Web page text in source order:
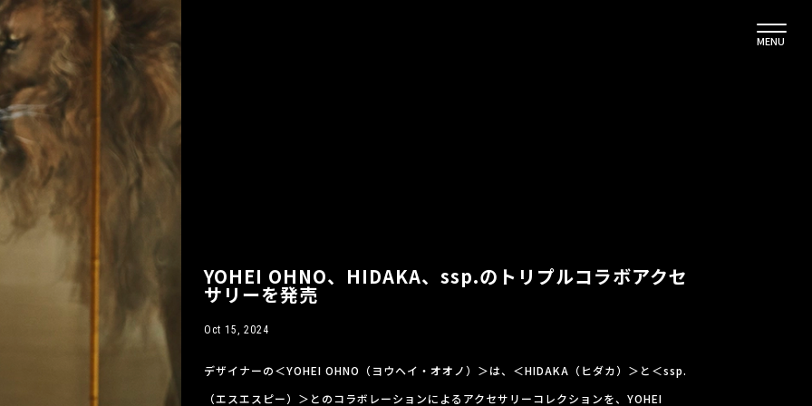
MENU
YOHEI OHNO、HIDAKA、ssp.のトリプルコラボアクセ
サリーを発売
Oct 15, 2024
デザイナーの＜YOHEI OHNO（ヨウヘイ・オオノ）＞は、＜HIDAKA（ヒダカ）＞と＜ssp.
（エスエスピー）＞とのコラボレーションによるアクセサリーコレクションを、YOHEI